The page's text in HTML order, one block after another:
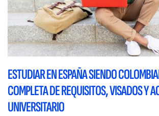
ESTUDIAR EN ESPAÑA SIENDO
COMPLETA DE REQUISITOS, VISADOS Y
UNIVERSITARIO